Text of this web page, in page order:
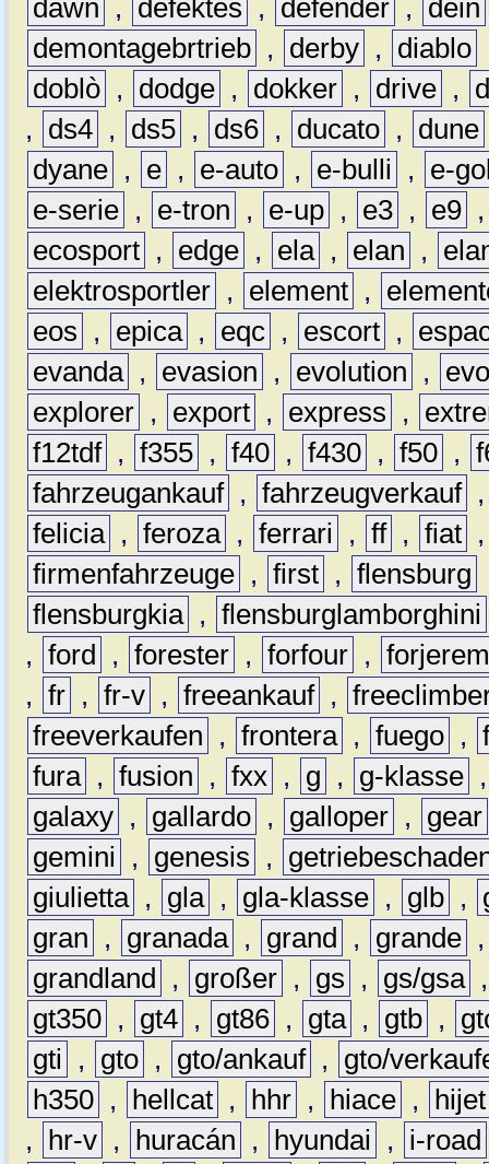
dawn , defektes , defender , dein
demontagebrtrieb , derby , diablo
doblò , dodge , dokker , drive ,
,
ds4 , ds5 , ds6 , ducato , dune
dyane , e , e-auto , e-bulli ,
e-
e-serie , e-tron , e-up , e3 , e9
ecosport , edge , ela , elan ,
elektrosportler , element ,
eos
, epica , eqc , escort ,
evanda , evasion , evolution ,
explorer , export , express ,
f12tdf , f355 , f40 , f430 , f50 ,
fahrzeugankauf , fahrzeugverkauf
felicia , feroza , ferrari , ff , fiat
firmenfahrzeuge , first , flensburg
flensburgkia , flensburglamborghini
, ford , forester , forfour ,
, fr , fr-v , freeankauf ,
freeverkaufen
, frontera , fuego ,
fura , fusion , fxx , g , g-klasse
galaxy , gallardo , galloper ,
gear
gemini
, genesis ,
giulietta , gla , gla-klasse , glb ,
gran
, granada , grand , grande
grandland
, großer , gs , gs/gsa
gt350 , gt4 , gt86 , gta , gtb ,
gti
, gto , gto/ankauf ,
gto/
h350 , hellcat , hhr , hiace ,
hijet
,
hr-v , huracán , hyundai ,
i-road